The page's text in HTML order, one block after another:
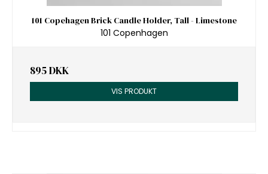
101 Copehagen Brick Candle Holder, Tall - Limestone
101 Copenhagen
895 DKK
VIS PRODUKT